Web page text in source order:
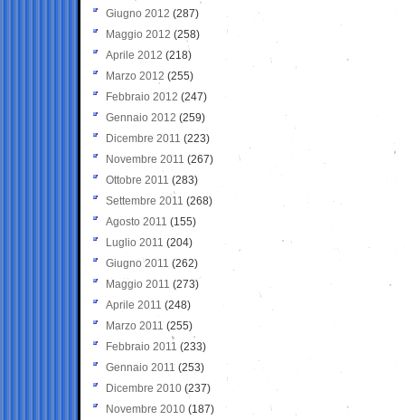
Giugno 2012 (287)
Maggio 2012 (258)
Aprile 2012 (218)
Marzo 2012 (255)
Febbraio 2012 (247)
Gennaio 2012 (259)
Dicembre 2011 (223)
Novembre 2011 (267)
Ottobre 2011 (283)
Settembre 2011 (268)
Agosto 2011 (155)
Luglio 2011 (204)
Giugno 2011 (262)
Maggio 2011 (273)
Aprile 2011 (248)
Marzo 2011 (255)
Febbraio 2011 (233)
Gennaio 2011 (253)
Dicembre 2010 (237)
Novembre 2010 (187)